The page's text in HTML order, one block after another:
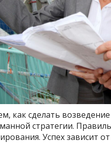
как сделать
стратегии.
Успех зависит